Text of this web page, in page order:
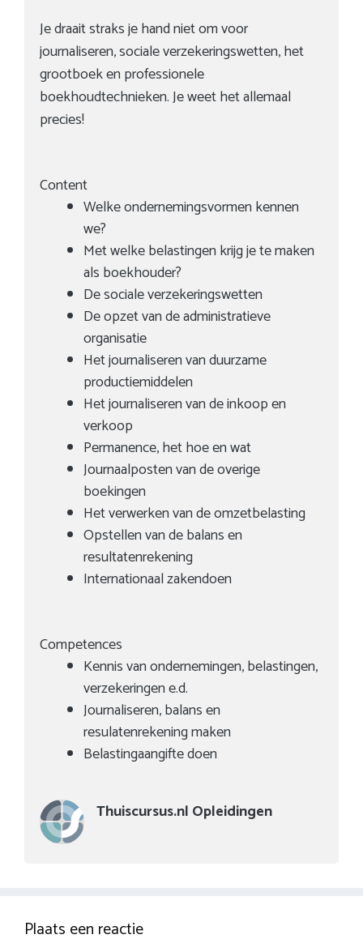
Je draait straks je hand niet om voor
journaliseren, sociale verzekeringswetten, het
grootboek en professionele
boekhoudtechnieken. Je weet het allemaal
precies!
Content
Welke ondernemingsvormen kennen
we?
Met welke belastingen krijg je te maken
als boekhouder?
De sociale verzekeringswetten
De opzet van de administratieve
organisatie
Het journaliseren van duurzame
productiemiddelen
Het journaliseren van de inkoop en
verkoop
Permanence, het hoe en wat
Journaalposten van de overige
boekingen
Het verwerken van de omzetbelasting
Opstellen van de balans en
resultatenrekening
Internationaal zakendoen
Competences
Kennis van ondernemingen, belastingen,
verzekeringen e.d.
Journaliseren, balans en
resulatenrekening maken
Belastingaangifte doen
Thuiscursus.nl Opleidingen
Plaats een reactie